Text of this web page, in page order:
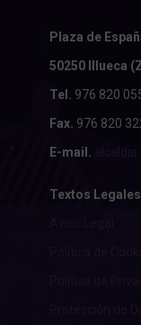
Plaza de
50250 Illueca
Tel. 976 820
Fax. 976 820
E-mail.
Textos
Aviso Legal
Política de
Política de
Protección de